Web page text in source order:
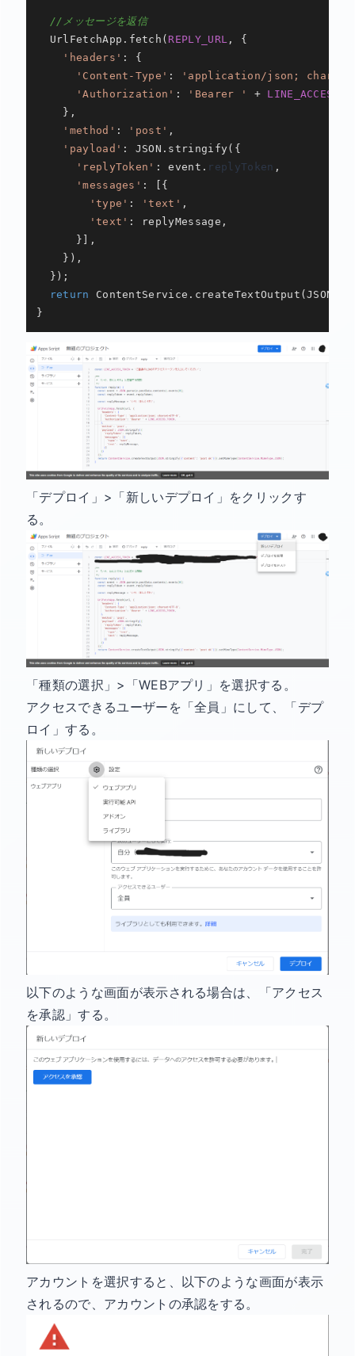
//メッセージを返信
UrlFetchApp . fetch ( REPLY_URL , {
'headers' : {
'Content-Type' :
'application/json;
'Authorization' : 'Bearer ' +
    },
'method' : 'post' ,
'payload' : JSON . stringify({
'replyToken' : event. replyToken ,
'messages' : [{
'type' : 'text' ,
'text' : replyMessage,
      }],
    }),
  });
return
ContentService . createTextOutput (JSON
}
「デプロイ」>「新しいデプロイ」をクリックす
る。
「種類の選択」>「WEBアプリ」を選択する。
アクセスできるユーザーを「全員」にして、「デプ
ロイ」する。
以下のような画面が表示される場合は、「アクセス
を承認」する。
アカウントを選択すると、以下のような画面が表示
されるので、アカウントの承認をする。